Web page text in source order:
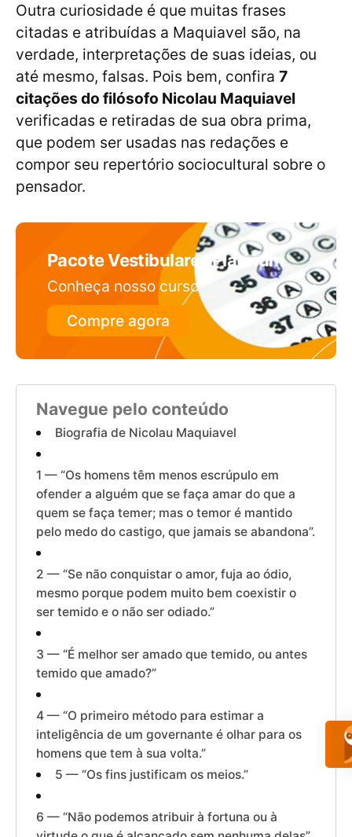
Outra curiosidade é que muitas frases
citadas e atribuídas a Maquiavel são, na
verdade, interpretações de suas ideias, ou
até mesmo, falsas. Pois bem, confira 7
citações do filósofo Nicolau Maquiavel
verificadas e retiradas de sua obra prima,
que podem ser usadas nas redações e
compor seu repertório sociocultural sobre o
pensador.
Pacote Vestibulares Platinum
Conheça nosso curso
Compre agora
Navegue pelo conteúdo
Biografia de Nicolau Maquiavel
1 — “Os homens têm menos escrúpulo em
ofender a alguém que se faça amar do que a
quem se faça temer; mas o temor é mantido
pelo medo do castigo, que jamais se abandona”.
2 — “Se não conquistar o amor, fuja ao ódio,
mesmo porque podem muito bem coexistir o
ser temido e o não ser odiado.”
3 — “É melhor ser amado que temido, ou antes
temido que amado?”
4 — “O primeiro método para estimar a
inteligência de um governante é olhar para os
homens que tem à sua volta.”
5 — “Os fins justificam os meios.”
6 — “Não podemos atribuir à fortuna ou à